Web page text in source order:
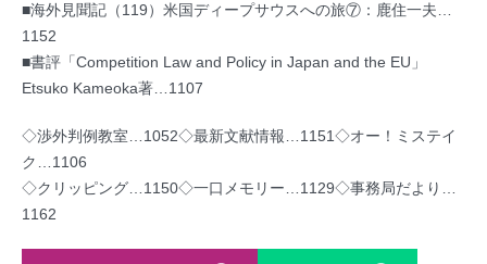
■海外見聞記（119）米国ディープサウスへの旅⑦：鹿住一夫…
1152
■書評「Competition Law and Policy in Japan and the EU」
Etsuko Kameoka著…1107
◇渉外判例教室…1052◇最新文献情報…1151◇オー！ミステイ
ク…1106
◇クリッピング…1150◇一口メモリー…1129◇事務局だより…
1162